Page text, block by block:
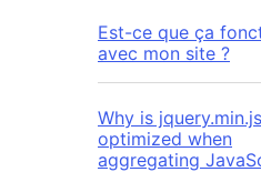
Est-ce que ça
avec mon site ?
Why is
optimized when
aggregating